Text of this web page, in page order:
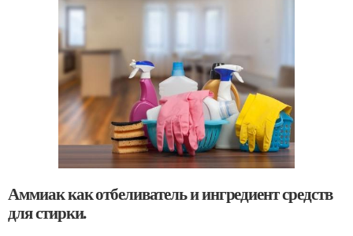
Аммиак как отбеливатель и ингредиент средств
для стирки.